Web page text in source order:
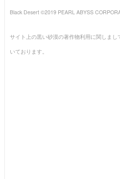
Black Desert ©2019 PEARL ABYSS
サイト上の黒い砂漠の著作物利用に関しま
いております。